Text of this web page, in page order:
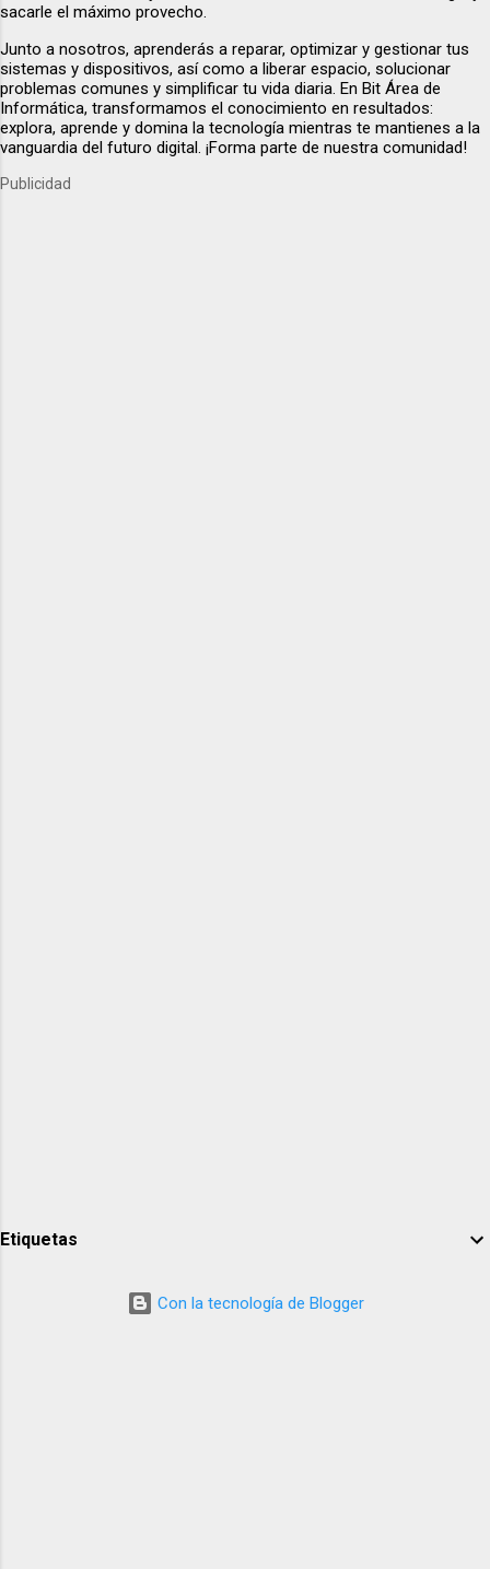
sacarle el máximo provecho.
Junto a nosotros, aprenderás a reparar, optimizar y gestionar tus
sistemas y dispositivos, así como a liberar espacio, solucionar
problemas comunes y simplificar tu vida diaria. En Bit Área de
Informática, transformamos el conocimiento en resultados:
explora, aprende y domina la tecnología mientras te mantienes a la
vanguardia del futuro digital. ¡Forma parte de nuestra comunidad!
Publicidad
Etiquetas
Con la tecnología de Blogger